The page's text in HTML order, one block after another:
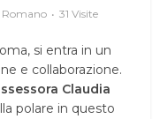
Romano 31 Visite
si entra in un
e collaborazione.
Claudia
polare in questo